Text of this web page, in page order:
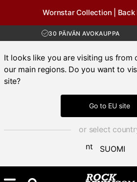
Wornstar Collection | Back
30 PÄIVÄN AVOKAUPPA
TOIMITUSAIKA 3-5 PÄIVÄÄ
ILMAINEN TOIMITUS YLI 100
It looks like you are visiting us from
our main regions. Do you want to
site?
Go to EU site
or select
SUOMI